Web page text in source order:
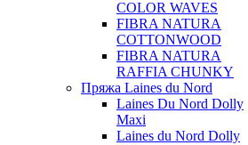
COLOR WAVES
FIBRA NATURA
COTTONWOOD
FIBRA NATURA
RAFFIA CHUNKY
Пряжа Laines du Nord
Laines Du Nord Dolly
Maxi
Laines du Nord Dolly